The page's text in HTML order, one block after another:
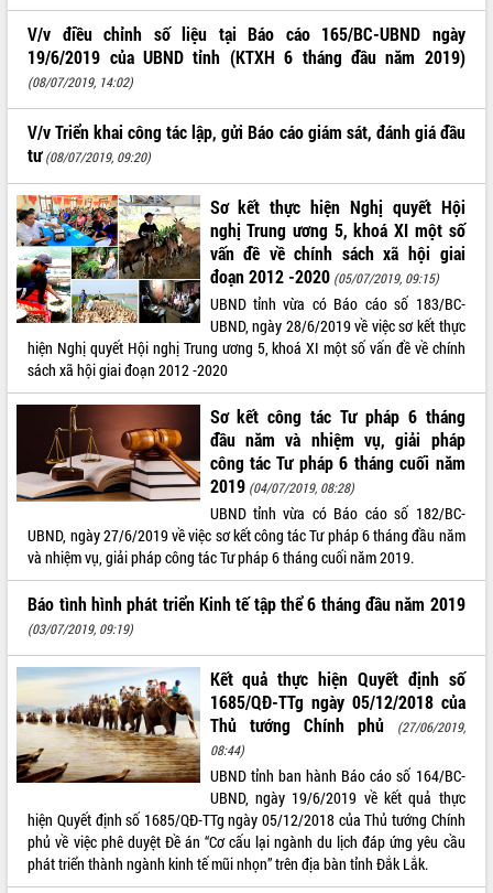
VIDEO
Không có file video nào để phát.
ALBUM ẢNH
LIÊN KẾT WEB
THỐNG KÊ TRUY CẬP
Hôm nay: 22927
Tất cả: 66108595
V/v điều chỉnh số liệu tại Báo cáo 165/BC-UBND ngày
19/6/2019 của UBND tỉnh (KTXH 6 tháng đầu năm 2019)
(08/07/2019, 14:02)
V/v Triển khai công tác lập, gửi Báo cáo giám sát, đánh giá đầu
tư (08/07/2019, 09:20)
Sơ kết thực hiện Nghị quyết Hội
nghị Trung ương 5, khoá XI một số
vấn đề về chính sách xã hội giai
đoạn 2012 -2020 (05/07/2019, 09:15)
UBND tỉnh vừa có Báo cáo số 183/BC-
UBND, ngày 28/6/2019 về việc sơ kết thực
hiện Nghị quyết Hội nghị Trung ương 5, khoá XI một số vấn đề về chính
sách xã hội giai đoạn 2012 -2020
Sơ kết công tác Tư pháp 6 tháng
đầu năm và nhiệm vụ, giải pháp
công tác Tư pháp 6 tháng cuối năm
2019 (04/07/2019, 08:28)
UBND tỉnh vừa có Báo cáo số 182/BC-
UBND, ngày 27/6/2019 về việc sơ kết công tác Tư pháp 6 tháng đầu năm
và nhiệm vụ, giải pháp công tác Tư pháp 6 tháng cuối năm 2019.
Báo tình hình phát triển Kinh tế tập thể 6 tháng đầu năm 2019
(03/07/2019, 09:19)
Kết quả thực hiện Quyết định số
1685/QĐ-TTg ngày 05/12/2018 của
Thủ tướng Chính phủ
(27/06/2019,
08:44)
UBND tỉnh ban hành Báo cáo số 164/BC-
UBND, ngày 19/6/2019 về kết quả thực
hiện Quyết định số 1685/QĐ-TTg ngày 05/12/2018 của Thủ tướng Chính
phủ về việc phê duyệt Đề án “Cơ cấu lại ngành du lịch đáp ứng yêu cầu
phát triển thành ngành kinh tế mũi nhọn” trên địa bàn tỉnh Đắk Lắk.